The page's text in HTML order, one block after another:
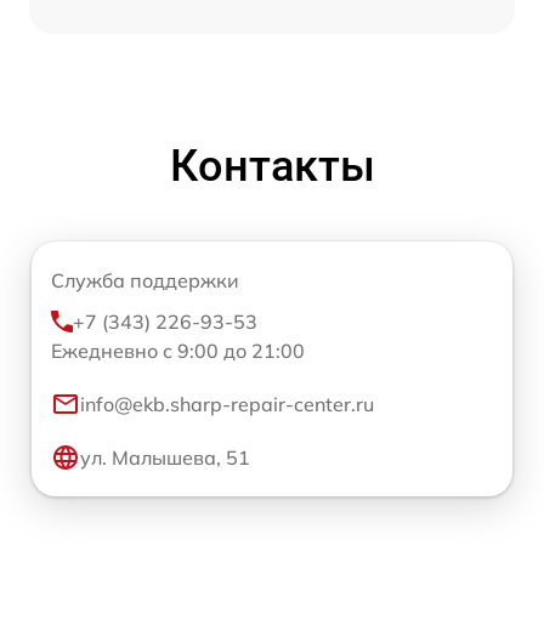
Контакты
Служба поддержки
+7 (343) 226-93-53
Ежедневно с 9:00 до 21:00
info@ekb.sharp-repair-center.ru
ул. Малышева, 51